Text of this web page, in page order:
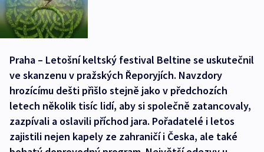
Praha – Letošní keltský festival Beltine se uskutečnil
ve skanzenu v pražských Řeporyjích. Navzdory
hrozícímu dešti přišlo stejně jako v předchozích
letech několik tisíc lidí, aby si společně zatancovaly,
zazpívali a oslavili příchod jara. Pořadatelé i letos
zajistili nejen kapely ze zahraničí i Česka, ale také